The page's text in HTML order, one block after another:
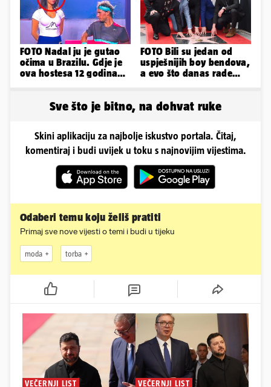
FOTO Nadal ju je gutao
očima u Brazilu. Gdje je
ova hostesa 12 godina
FOTO Bili su jedan od
uspješnijih boy bendova,
a evo što danas rade
Sve što je bitno, na dohvat ruke
Skini aplikaciju za najbolje iskustvo portala. Čitaj,
komentiraj i budi uvijek u toku s najnovijim vijestima.
Odaberi temu koju želiš pratiti
Primaj sve nove vijesti o temi i budi u tijeku
moda torba